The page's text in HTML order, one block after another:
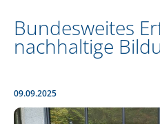
Angebote
AQUA-AGENTEN-Koffer
Anmeldung zur
Digitale Aufträge
Bundesweites
nachhaltige
09.09.2025